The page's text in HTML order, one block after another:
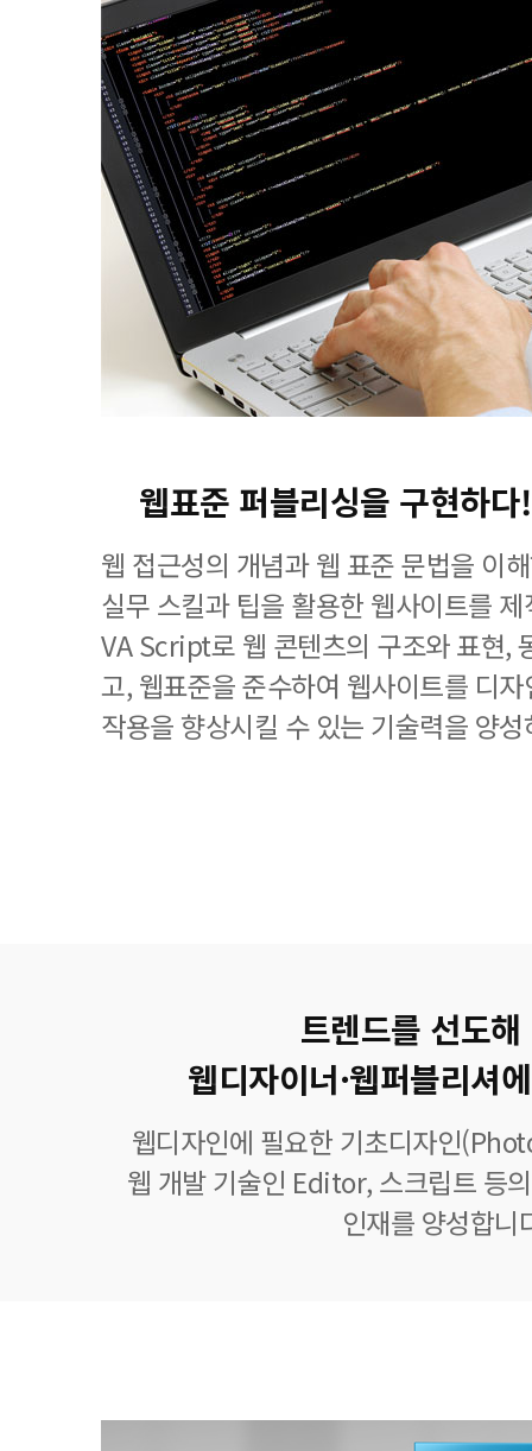
웹표준 퍼블리싱을 구현하다!
웹 접근성의 개념과 웹 표준 문법을 이
실무 스킬과 팁을 활용한 웹사이트를
VA Script로 웹 콘텐츠의 구조와 표현,
고, 웹표준을 준수하여 웹사이트를 디
작용을 향상시킬 수 있는 기술력을 양
트렌드를 선도해
웹디자이너·웹퍼블리셔
웹디자인에 필요한 기초디자인
웹 개발 기술인 Editor, 스크립트 등
인재를 양성합니